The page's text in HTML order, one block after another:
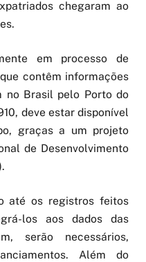
chegaram ao
em processo de
contêm informações
no Brasil pelo Porto do
deve estar disponível
graças a um projeto
de Desenvolvimento
até os registros feitos
los aos dados das
serão necessários,
Além do